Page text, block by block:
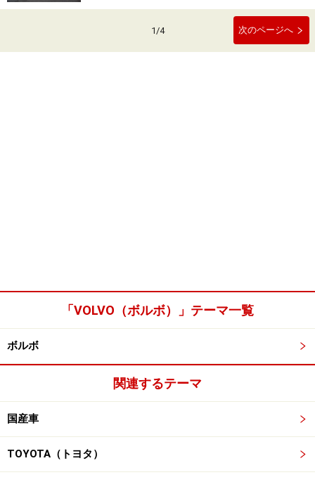
1/4 次のページへ
「VOLVO（ボルボ）」テーマ一覧
ボルボ
関連するテーマ
国産車
TOYOTA（トヨタ）